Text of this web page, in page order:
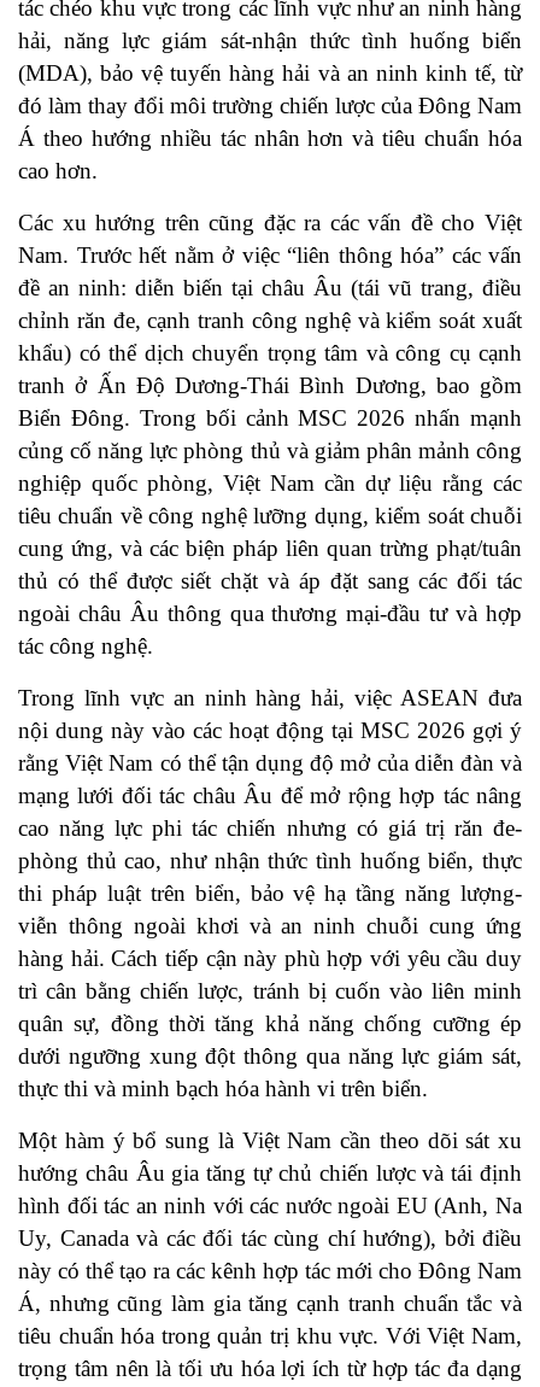
tác chéo khu vực trong các lĩnh vực như an ninh hàng
hải, năng lực giám sát-nhận thức tình huống biển
(MDA), bảo vệ tuyến hàng hải và an ninh kinh tế, từ
đó làm thay đổi môi trường chiến lược của Đông Nam
Á theo hướng nhiều tác nhân hơn và tiêu chuẩn hóa
cao hơn.
Các xu hướng trên cũng đặc ra các vấn đề cho Việt
Nam. Trước hết nằm ở việc “liên thông hóa” các vấn
đề an ninh: diễn biến tại châu Âu (tái vũ trang, điều
chỉnh răn đe, cạnh tranh công nghệ và kiểm soát xuất
khẩu) có thể dịch chuyển trọng tâm và công cụ cạnh
tranh ở Ấn Độ Dương-Thái Bình Dương, bao gồm
Biển Đông. Trong bối cảnh MSC 2026 nhấn mạnh
củng cố năng lực phòng thủ và giảm phân mảnh công
nghiệp quốc phòng, Việt Nam cần dự liệu rằng các
tiêu chuẩn về công nghệ lưỡng dụng, kiểm soát chuỗi
cung ứng, và các biện pháp liên quan trừng phạt/tuân
thủ có thể được siết chặt và áp đặt sang các đối tác
ngoài châu Âu thông qua thương mại-đầu tư và hợp
tác công nghệ.
Trong lĩnh vực an ninh hàng hải, việc ASEAN đưa
nội dung này vào các hoạt động tại MSC 2026 gợi ý
rằng Việt Nam có thể tận dụng độ mở của diễn đàn và
mạng lưới đối tác châu Âu để mở rộng hợp tác nâng
cao năng lực phi tác chiến nhưng có giá trị răn đe-
phòng thủ cao, như nhận thức tình huống biển, thực
thi pháp luật trên biển, bảo vệ hạ tầng năng lượng-
viễn thông ngoài khơi và an ninh chuỗi cung ứng
hàng hải. Cách tiếp cận này phù hợp với yêu cầu duy
trì cân bằng chiến lược, tránh bị cuốn vào liên minh
quân sự, đồng thời tăng khả năng chống cưỡng ép
dưới ngưỡng xung đột thông qua năng lực giám sát,
thực thi và minh bạch hóa hành vi trên biển.
Một hàm ý bổ sung là Việt Nam cần theo dõi sát xu
hướng châu Âu gia tăng tự chủ chiến lược và tái định
hình đối tác an ninh với các nước ngoài EU (Anh, Na
Uy, Canada và các đối tác cùng chí hướng), bởi điều
này có thể tạo ra các kênh hợp tác mới cho Đông Nam
Á, nhưng cũng làm gia tăng cạnh tranh chuẩn tắc và
tiêu chuẩn hóa trong quản trị khu vực. Với Việt Nam,
trọng tâm nên là tối ưu hóa lợi ích từ hợp tác đa dạng